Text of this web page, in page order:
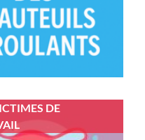
DE